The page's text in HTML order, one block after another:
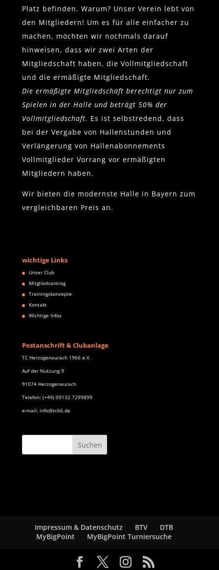
Platz befinden. Warum? Unser Verein lebt von
den Mitgliedern! Um es für alle einfacher zu
machen, möchten wir nochmals darauf
hinweisen, dass wir zwei Arten der
Mitgliedschaft haben, die Vollmitgliedschaft
und die ermäßigte Mitgliedschaft.
Die ermäßigte Mitgliedschaft berechtigt nur zum
Spielen in der Halle und beträgt 50% der
Vollmitgliedschaft. Es ist selbstredend, dass
bei der Vergabe von Hallenstunden und
Verlängerung von Hallenabonnements
Vollmitglieder Vorrang vor ermäßigten
Mitgliedern haben.
Wir bieten die modernste Halle in Bayern zum
vergleichbaren Preis an.
wichtige Links
Unser Club
Mitgliedsantrag
Trainingskonzepte
Kontakt
Wichtige Infos
Postanschrift & Clubanlage
TC Herzogenaurach 1966 e.V.
Auf der Nutzung 9
91074 Herzogenaurach
Telefon: (+49) 09132 7299899
e-mail: info@tc66.de
Impressum & Datenschutz BTV
DTB
MyBigPoint
MyBigPoint Turniersuche